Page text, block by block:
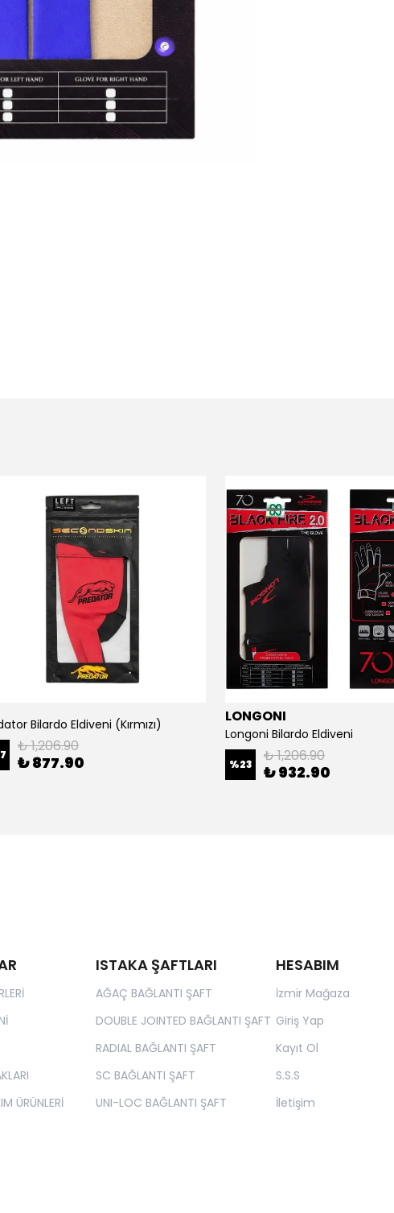
Bilardo Eldiveni (Kırmızı)
₺ 1,206.90
₺ 877.90
LONGONI
Longoni Bilardo Eldiveni
%23 ₺ 1,206.90
₺ 932.90
ÜRÜNLERİ
ISTAKA ŞAFTLARI
AĞAÇ BAĞLANTI ŞAFT
DOUBLE JOINTED BAĞLANTI ŞAFT
RADIAL BAĞLANTI ŞAFT
SC BAĞLANTI ŞAFT
UNI-LOC BAĞLANTI ŞAFT
HESABIM
İzmir Mağaza
Giriş Yap
Kayıt Ol
S.S.S
İletişim